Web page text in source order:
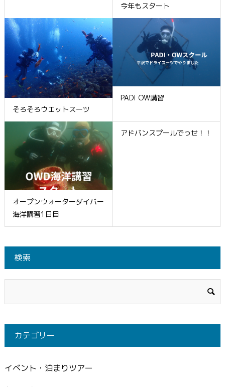
今年もスタート
そろそろウエットスーツ
PADI OW講習
オープンウォーターダイバー
海洋講習1日目
アドバンスプールでっせ！！
検索
カテゴリー
イベント・泊まりツアー